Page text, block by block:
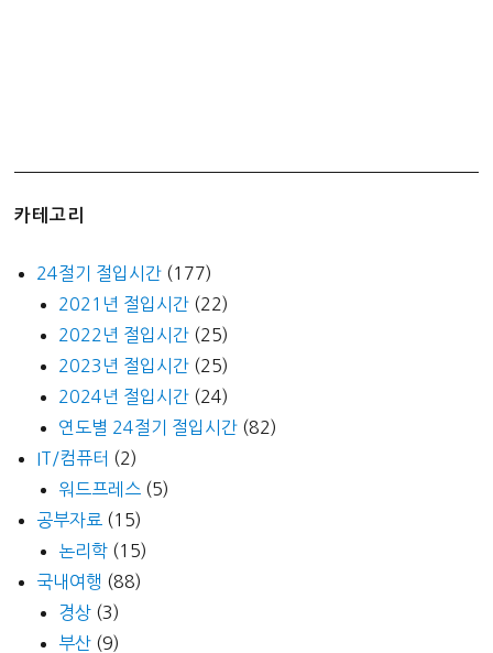
카테고리
24절기 절입시간 (177)
2021년 절입시간 (22)
2022년 절입시간 (25)
2023년 절입시간 (25)
2024년 절입시간 (24)
연도별 24절기 절입시간 (82)
IT/컴퓨터 (2)
워드프레스 (5)
공부자료 (15)
논리학 (15)
국내여행 (88)
경상 (3)
부산 (9)